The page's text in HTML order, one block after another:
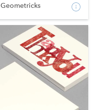
Geometricks